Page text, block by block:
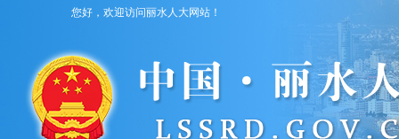
您好，欢迎访问丽水人大网站！